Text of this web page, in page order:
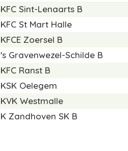
KFC Sint-Lenaarts B
KFC St Mart Halle
KFCE Zoersel B
's Gravenwezel-Schilde B
KFC Ranst B
KSK Oelegem
KVK Westmalle
K Zandhoven SK B